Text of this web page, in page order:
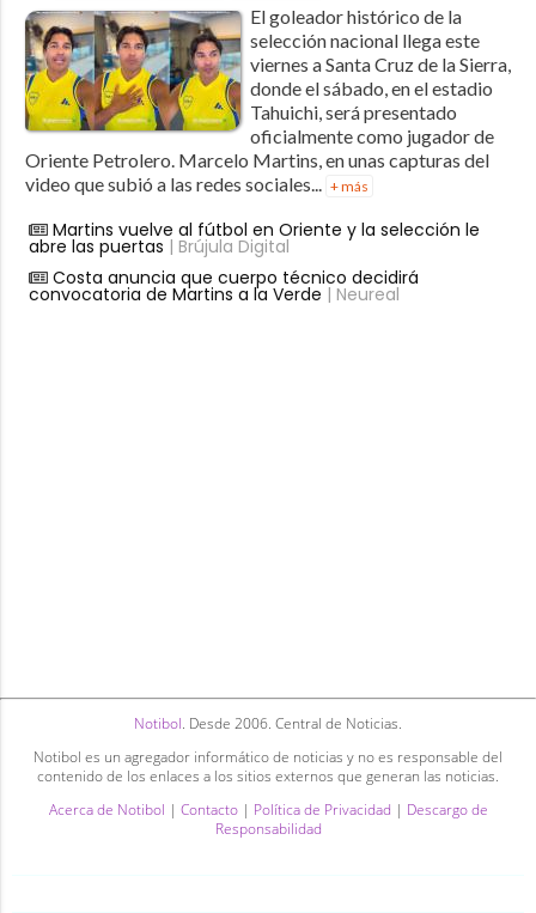
El goleador histórico de la
selección nacional llega este
viernes a Santa Cruz de la Sierra,
donde el sábado, en el estadio
Tahuichi, será presentado
oficialmente como jugador de
Oriente Petrolero. Marcelo Martins, en unas capturas del
video que subió a las redes sociales... + más
Martins vuelve al fútbol en Oriente y la selección le
abre las puertas | Brújula Digital
Costa anuncia que cuerpo técnico decidirá
convocatoria de Martins a la Verde | Neureal
Notibol. Desde 2006. Central de Noticias.
Notibol es un agregador informático de noticias y no es responsable del
contenido de los enlaces a los sitios externos que generan las noticias.
Acerca de Notibol | Contacto| Política de Privacidad | Descargo de
Responsabilidad